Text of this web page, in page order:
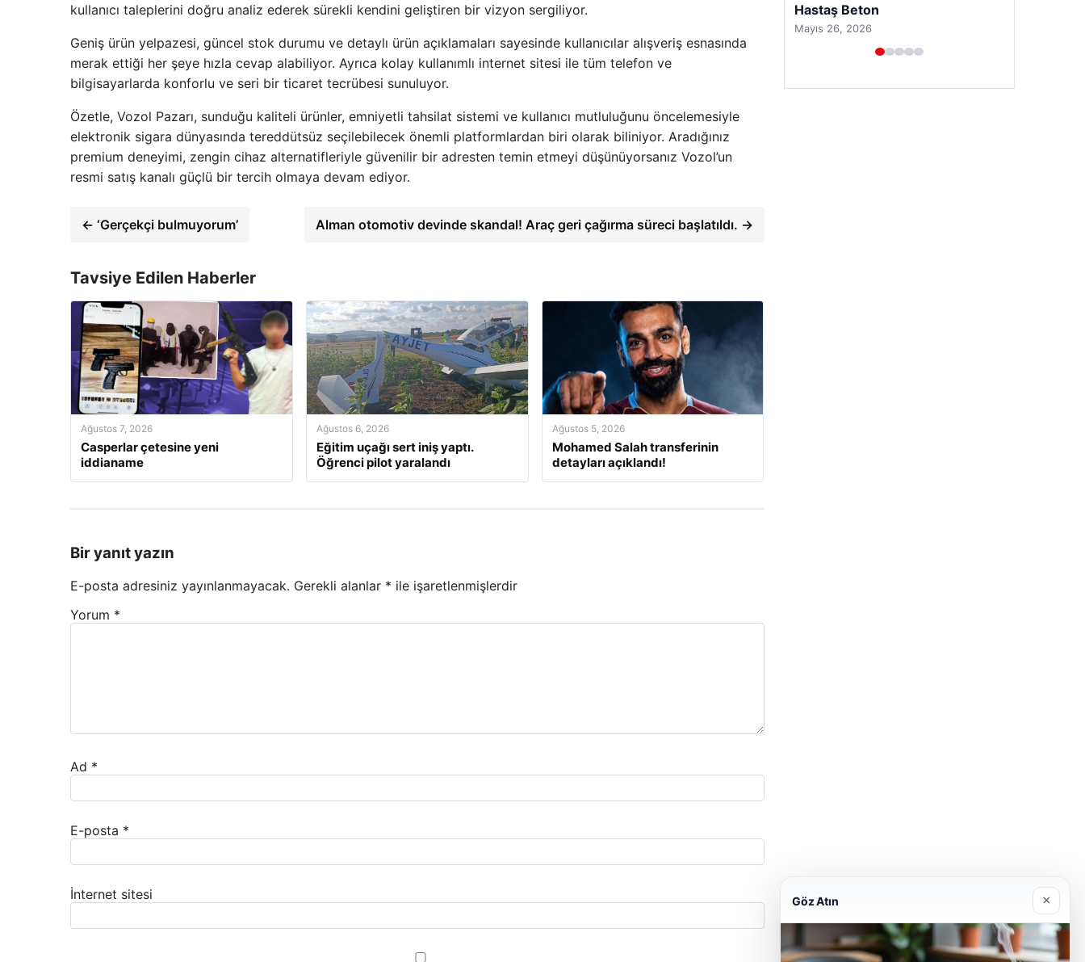
kullanıcı taleplerini doğru analiz ederek sürekli kendini geliştiren bir vizyon sergiliyor.
Geniş ürün yelpazesi, güncel stok durumu ve detaylı ürün açıklamaları sayesinde kullanıcılar alışveriş esnasında
merak ettiği her şeye hızla cevap alabiliyor. Ayrıca kolay kullanımlı internet sitesi ile tüm telefon ve
bilgisayarlarda konforlu ve seri bir ticaret tecrübesi sunuluyor.
Özetle, Vozol Pazarı, sunduğu kaliteli ürünler, emniyetli tahsilat sistemi ve kullanıcı mutluluğunu öncelemesiyle
elektronik sigara dünyasında tereddütsüz seçilebilecek önemli platformlardan biri olarak biliniyor. Aradığınız
premium deneyimi, zengin cihaz alternatifleriyle güvenilir bir adresten temin etmeyi düşünüyorsanız Vozol’un
resmi satış kanalı güçlü bir tercih olmaya devam ediyor.
← ‘Gerçekçi bulmuyorum’ Alman otomotiv devinde skandal! Araç geri çağırma süreci başlatıldı. →
Tavsiye Edilen Haberler
Ağustos 7, 2026
Casperlar çetesine yeni
iddianame
Ağustos 6, 2026
Eğitim uçağı sert iniş yaptı.
Öğrenci pilot yaralandı
Ağustos 5, 2026
Mohamed Salah transferinin
detayları açıklandı!
Bir yanıt yazın
E-posta adresiniz yayınlanmayacak. Gerekli alanlar * ile işaretlenmişlerdir
Yorum *
Ad *
E-posta *
İnternet sitesi
Prenses Night Club
Nisan 29, 2026
Göz Atın ×